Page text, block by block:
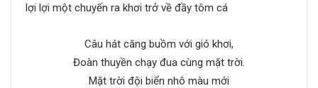
lợi lợi một chuyến ra khơi trở về đầy tôm cá
Câu hát căng buồm với gió khơi,
Đoàn thuyền chạy đua cùng mặt trời.
Mặt trời đội biển nhô màu mới